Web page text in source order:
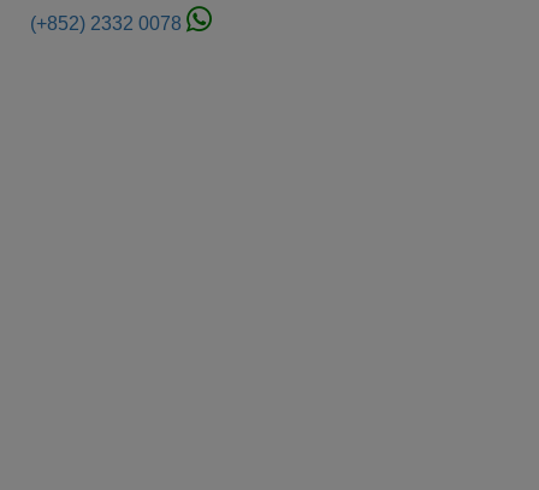
(+852) 2332 0078